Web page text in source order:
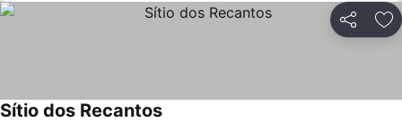
Partilhar
Sítio dos Recantos